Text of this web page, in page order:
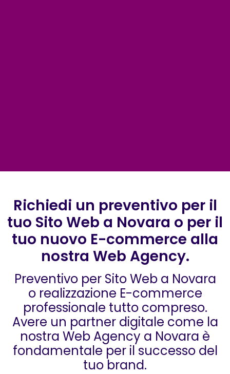
Richiedi un preventivo per il
tuo Sito Web a Novara o per il
tuo nuovo E-commerce alla
nostra Web Agency.
Preventivo per Sito Web a Novara
o realizzazione E-commerce
professionale tutto compreso.
Avere un partner digitale come la
nostra Web Agency a Novara è
fondamentale per il successo del
tuo brand.